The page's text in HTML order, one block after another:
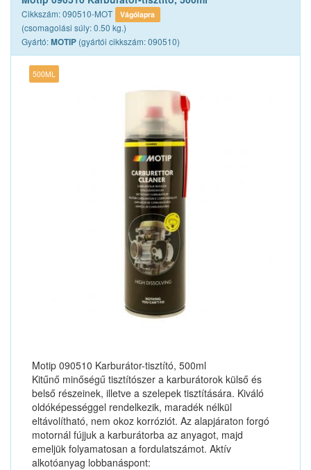
Cikkszám: 090510-MOT Vágólapra
(csomagolási súly: 0.50 kg.)
Gyártó:MOTIP (gyártói cikkszám: 090510)
500ML
Motip 090510 Karburátor-tisztító, 500ml
Kitűnő minőségű tisztítószer a karburátorok külső és
belső részeinek, illetve a szelepek tisztítására. Kiváló
oldóképességgel rendelkezik, maradék nélkül
eltávolítható, nem okoz korróziót. Az alapjáraton forgó
motornál fújjuk a karburátorba az anyagot, majd
emeljük folyamatosan a fordulatszámot. Aktív
alkotóanyag lobbanáspont: